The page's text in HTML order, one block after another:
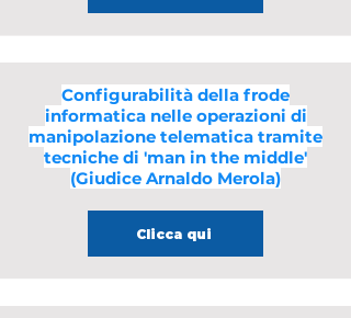
Configurabilità della frode
informatica nelle operazioni di
manipolazione telematica tramite
tecniche di 'man in the middle'
(Giudice Arnaldo Merola)
Clicca qui